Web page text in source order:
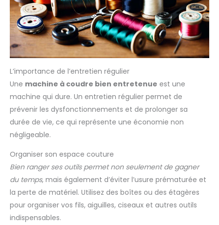
L’importance de l’entretien régulier
Une machine à coudre bien entretenue est une
machine qui dure. Un entretien régulier permet de
prévenir les dysfonctionnements et de prolonger sa
durée de vie, ce qui représente une économie non
négligeable.
Organiser son espace couture
Bien ranger ses outils permet non seulement de gagner
du temps, mais également d’éviter l’usure prématurée et
la perte de matériel. Utilisez des boîtes ou des étagères
pour organiser vos fils, aiguilles, ciseaux et autres outils
indispensables.